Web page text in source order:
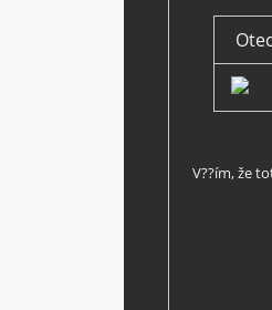
V??ím, že